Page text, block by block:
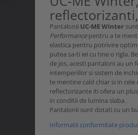
Pantalonii UC-ME Winter
Performancepentru a te
elastica pentru potrivire
putea sa-ti iei cu tine o rigla.
de jos, acesti pantaloni au un
intemperiilor si sistem de
te mentine cald chiar si in cele
reflectorizante iti ofera un
in conditii de lumina slaba.
Pantalonii sunt dotati cu un
Informatii conformitate